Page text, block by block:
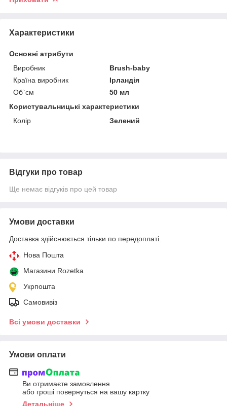
Характеристики
Основні атрибути
Виробник
Brush-baby
Країна виробник
Ірландія
Об`єм
50 мл
Користувальницькі характеристики
Колір
Зелений
Відгуки про товар
Ще немає відгуків про цей товар
Умови доставки
Доставка здійснюється тільки по передоплаті.
Нова Пошта
Магазини Rozetka
Укрпошта
Самовивіз
Всі умови доставки
Умови оплати
Ви отримаєте замовлення
або гроші повернуться на вашу картку
Детальніше